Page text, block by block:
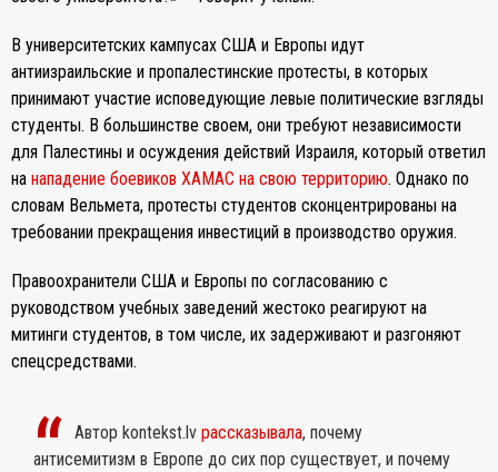
В университетских кампусах США и Европы идут
антиизраильские и пропалестинские протесты, в которых
принимают участие исповедующие левые политические взгляды
студенты. В большинстве своем, они требуют независимости
для Палестины и осуждения действий Израиля, который ответил
на нападение боевиков ХАМАС на свою территорию. Однако по
словам Вельмета, протесты студентов сконцентрированы на
требовании прекращения инвестиций в производство оружия.
Правоохранители США и Европы по согласованию с
руководством учебных заведений жестоко реагируют на
митинги студентов, в том числе, их задерживают и разгоняют
спецсредствами.
Автор kontekst.lv рассказывала, почему
антисемитизм в Европе до сих пор существует, и почему